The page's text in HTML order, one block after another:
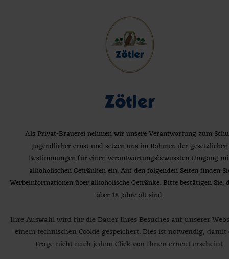
Als Privat-Brauerei nehmen wir unsere Verantwortung zum
Jugendlicher ernst und setzen uns im Rahmen der gesetzlichen
Bestimmungen für einen verantwortungsbewussten Umgang
alkoholischen Getränken ein. Auf den folgenden Seiten finden
Werbeinformationen über alkoholische Getränke. Bitte bestätigen Sie,
über 18 Jahre alt sind.
Ihre Auswahl wird für die Dauer Ihres Besuches auf unserer
einem technischen Cookie gespeichert. Dies ist notwendig, damit
Frage nicht nach jedem Click von Ihnen erneut erscheint.
PRODUKTE
AKTUELLES
SERVICE
KARRIERE
Jetzt Brauereiführung buchen
Privat-Brauerei Zötler GmbH • Grüntenstraße. 2 •
Slow Brewing:
besten Genuss
Wir sind zertifiziert seit 2018
Das„Slow Brewing“-Gütesiegelsteht für
zertifizierte Spitzenqualität. Entscheidend dafür ist
die langsame, schonende Produktion und die
ausschließliche Verwendung von natürlichen
Rohstoffen. Dadurch erreichen wir einen
herausragenden Geschmack und ein gutes
Gewissen beim Genießen.